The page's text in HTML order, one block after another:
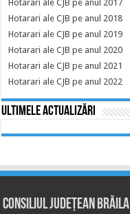
Hotarari ale CJB pe anul 2017
Hotarari ale CJB pe anul 2018
Hotarari ale CJB pe anul 2019
Hotarari ale CJB pe anul 2020
Hotarari ale CJB pe anul 2021
Hotarari ale CJB pe anul 2022
Ultimele actualizări
Consiliul Județean Brăila